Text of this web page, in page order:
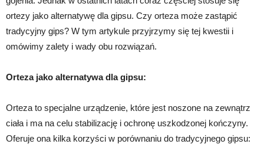
ortezy jako alternatywę dla gipsu. Czy orteza może zastąpić
tradycyjny gips? W tym artykule przyjrzymy się tej kwestii i
omówimy zalety i wady obu rozwiązań.
Orteza jako alternatywa dla gipsu:
Orteza to specjalne urządzenie, które jest noszone na zewnątrz
ciała i ma na celu stabilizację i ochronę uszkodzonej kończyny.
Oferuje ona kilka korzyści w porównaniu do tradycyjnego gipsu: